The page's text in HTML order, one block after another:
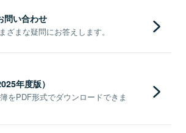
問い合わせ
ざまな疑問にお答えします。
年度版）
をPDF形式でダウンロードできま